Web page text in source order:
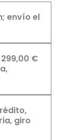
envío el
299,00 €
giro